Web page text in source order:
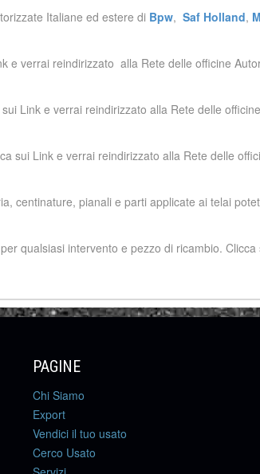
Italiane ed estere di Bpw, Saf Holland,
e verrai reindirizzato alla Rete delle officine
Link e verrai reindirizzato alla Rete delle
sui Link e verrai reindirizzato alla Rete delle
centinature, pianali e parti applicate ai telai
qualsiasi intervento e pezzo di ricambio.
PAGINE
Chi Siamo
Export
Vendici il tuo usato
Cerco Usato